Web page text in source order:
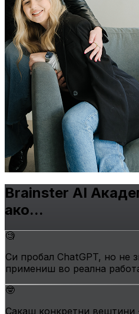
Brainster AI
ако...
🧐
Си пробал ChatGPT, но не
примениш во реална
🤓
Сакаш конкретни вештини